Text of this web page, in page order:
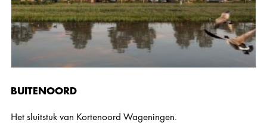
BUITENOORD
Het sluitstuk van Kortenoord Wageningen.